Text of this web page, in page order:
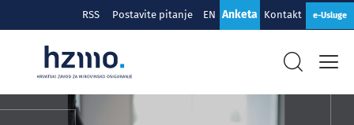
RSS Postavite pitanje EN Anketa Kontakt e-Usluge